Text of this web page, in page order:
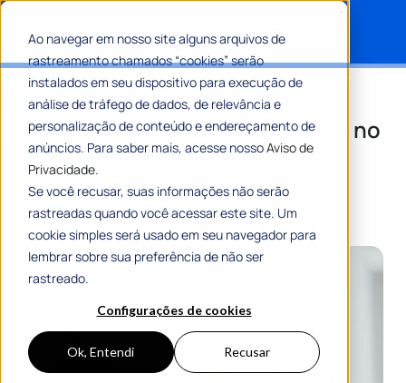
Ao navegar em nosso site alguns arquivos de
rastreamento chamados “cookies” serão
instalados em seu dispositivo para execução de
análise de tráfego de dados, de relevância e
personalização de conteúdo e endereçamento de
anúncios. Para saber mais, acesse nossoAviso de
Privacidade.
Se você recusar, suas informações não serão
rastreadas quando você acessar este site. Um
cookie simples será usado em seu navegador para
lembrar sobre sua preferência de não ser
rastreado.
Configurações de cookies
Ok, Entendi Recusar
Conheça os benefícios da
automatização do atendimento no
setor público
Por Equipe Editorial 1Doc
05 Fevereiro 2024
6 Min De Leitura